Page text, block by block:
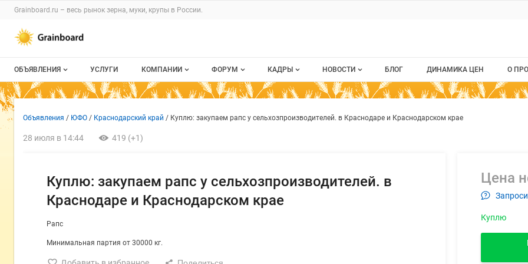
Раздел навигации по сайту grainboard.ru
Grainboard.ru – весь рынок зерна, муки, крупы в России.
Авторизация и меню пользователя
Навигация по разделам сайта grainboard.ru
ОБЪЯВЛЕНИЯ
Все объявления
Мои объявления
УСЛУГИ КОМПАНИИ
О каталоге компаний
Каталог компаний
ФОРУМ
Все темы
Избранные
КАДРЫ
Все вакансии
Все резюме
НОВОСТИ
Новости рынка
БЛОГ ДИНАМИКА ЦЕН О
О
Объявление: Куплю: закупаем рапс у
Информация о объявлении
Навигация и управление объявлением
Объявления ЮФО Краснодарский край Куплю: закупаем рапс у сельхозпроизводителей. в Краснодаре и Краснодарском крае
28 июля в 14:44 419 (+1)
Куплю: закупаем рапс у сельхозпроизводителей. в
Краснодаре и Краснодарском крае
Рапс
Минимальная партия от 30000 кг.
Цена
Куплю